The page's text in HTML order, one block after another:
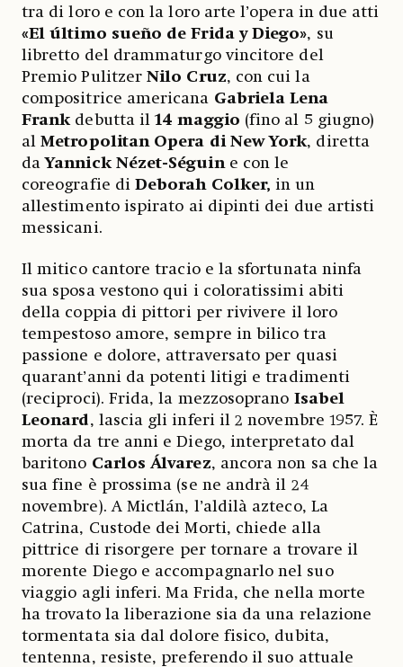
tra di loro e con la loro arte l’opera in due atti
«El último sueño de Frida y Diego», su
libretto del drammaturgo vincitore del
Premio PulitzerNilo Cruz, con cui la
compositrice americana Gabriela Lena
Frankdebutta il14 maggio (fino al 5 giugno)
alMetropolitan Opera di New York, diretta
daYannick Nézet-Séguin e con le
coreografie diDeborah Colker, in un
allestimento ispirato ai dipinti dei due artisti
messicani.
Il mitico cantore tracio e la sfortunata ninfa
sua sposa vestono qui i coloratissimi abiti
della coppia di pittori per rivivere il loro
tempestoso amore, sempre in bilico tra
passione e dolore, attraversato per quasi
quarant’anni da potenti litigi e tradimenti
(reciproci). Frida, la mezzosoprano Isabel
Leonard, lascia gli inferi il 2 novembre 1957. È
morta da tre anni e Diego, interpretato dal
baritono Carlos Álvarez, ancora non sa che la
sua fine è prossima (se ne andrà il 24
novembre). A Mictlán, l’aldilà azteco, La
Catrina, Custode dei Morti, chiede alla
pittrice di risorgere per tornare a trovare il
morente Diego e accompagnarlo nel suo
viaggio agli inferi. Ma Frida, che nella morte
ha trovato la liberazione sia da una relazione
tormentata sia dal dolore fisico, dubita,
tentenna, resiste, preferendo il suo attuale